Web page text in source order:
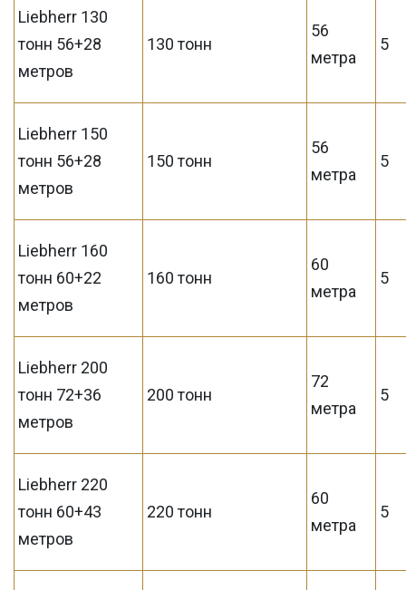
Liebherr 130
тонн 56+28
метров
130 тонн
56
метра
5
Liebherr 150
тонн 56+28
метров
150 тонн
56
метра
5
Liebherr 160
тонн 60+22
метров
160 тонн
60
метра
5
Liebherr 200
тонн 72+36
метров
200 тонн
72
метра
5
Liebherr 220
тонн 60+43
метров
220 тонн
60
метра
5